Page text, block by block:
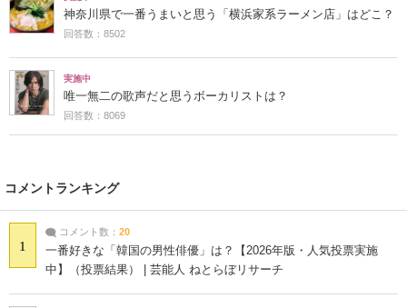
神奈川県で一番うまいと思う「横浜家系ラーメン店」はどこ？
回答数：8502
実施中
唯一無二の歌声だと思うボーカリストは？
回答数：8069
コメントランキング
1
コメント数： 20
一番好きな「韓国の男性俳優」は？【2026年版・人気投票実施
中】（投票結果） | 芸能人 ねとらぼリサーチ